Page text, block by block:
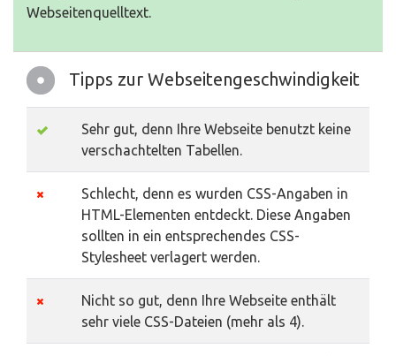
Webseitenquelltext.
Tipps zur Webseitengeschwindigkeit
Sehr gut, denn Ihre Webseite benutzt keine
verschachtelten Tabellen.
Schlecht, denn es wurden CSS-Angaben in
HTML-Elementen entdeckt. Diese Angaben
sollten in ein entsprechendes CSS-
Stylesheet verlagert werden.
Nicht so gut, denn Ihre Webseite enthält
sehr viele CSS-Dateien (mehr als 4).